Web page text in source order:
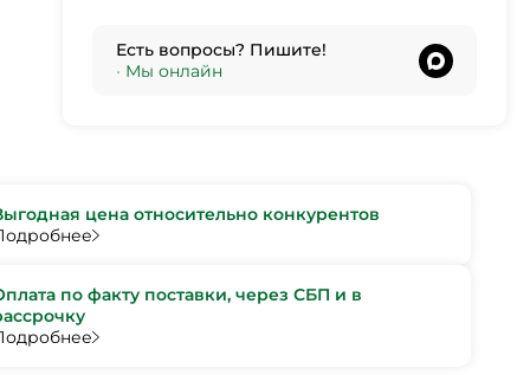
Есть вопросы? Пишите!
• Мы онлайн
цена относительно конкурентов
по факту поставки, через СБП и в